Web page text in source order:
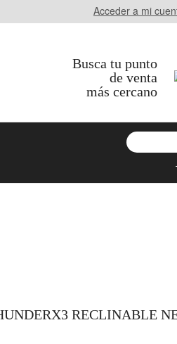
Acceder a mi
Busca tu punto
de venta
más cercano
RECLINABLE